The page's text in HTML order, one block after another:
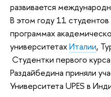
развивается
В этом году 11 студентов
программах
университетахИталии,
Студентки первого
Раздайбедина приняли
Университета UPES в